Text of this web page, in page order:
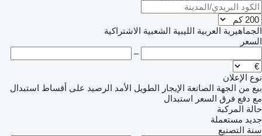
الجماهيرية العربية الليبية الشعبية الاشتراكية
السعر
–
نوع الإعلان
بيع من الجهة الصانعة الإيجار الطويل الأمد الرصيد على أقساط استبدال
مع دفع فرق السعر استبدال
حالة المركبة
جديد مستعملة
سنة التصنيع